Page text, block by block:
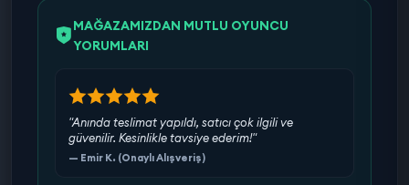
MAĞAZAMIZDAN MUTLU OYUNCU
YORUMLARI
"Anında teslimat yapıldı, satıcı çok ilgili ve
güvenilir. Kesinlikle tavsiye ederim!"
— Emir K. (Onaylı Alışveriş)